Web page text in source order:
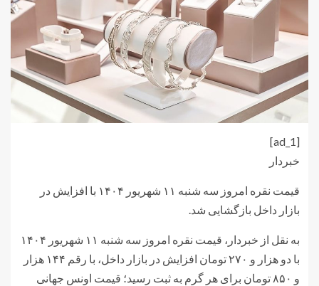
[ad_1]
خبردار
قیمت نقره امروز سه شنبه ۱۱ شهریور ۱۴۰۴ با افزایش در
بازار داخل بازگشایی شد.
به نقل از خبردار، قیمت نقره امروز سه شنبه ۱۱ شهریور ۱۴۰۴
با دو هزار و ۲۷۰ تومان افزایش در بازار داخل، با رقم ۱۴۴ هزار
و ۸۵۰ تومان برای هر گرم به ثبت رسید؛ قیمت اونس جهانی